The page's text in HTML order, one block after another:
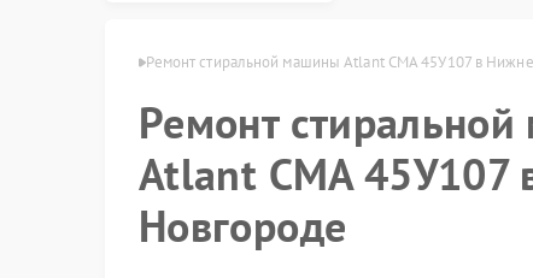
Ремонт стиральной машины Atlant СМА 45У107 в
Ремонт
Atlant СМА 45У107
Новгороде